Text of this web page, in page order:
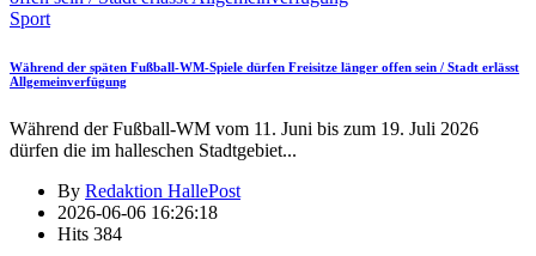
Sport
Während der späten Fußball-WM-Spiele dürfen Freisitze länger offen sein / Stadt erlässt
Allgemeinverfügung
Während der Fußball-WM vom 11. Juni bis zum 19. Juli 2026
dürfen die im halleschen Stadtgebiet...
By Redaktion HallePost
2026-06-06 16:26:18
Hits 384